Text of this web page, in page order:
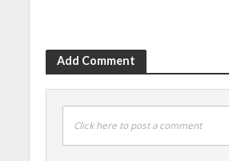
Add Comment
Click here to post a comment